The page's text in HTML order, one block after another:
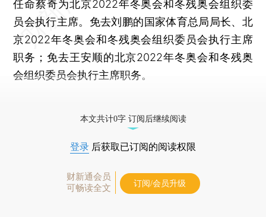
任命蔡奇为北京2022年冬奥会和冬残奥会组织委
员会执行主席。免去刘鹏的国家体育总局局长、北
京2022年冬奥会和冬残奥会组织委员会执行主席
职务；免去王安顺的北京2022年冬奥会和冬残奥
会组织委员会执行主席职务。
本文共计0字 订阅后继续阅读
登录 后获取已订阅的阅读权限
财新通会员
可畅读全文
订阅/会员升级